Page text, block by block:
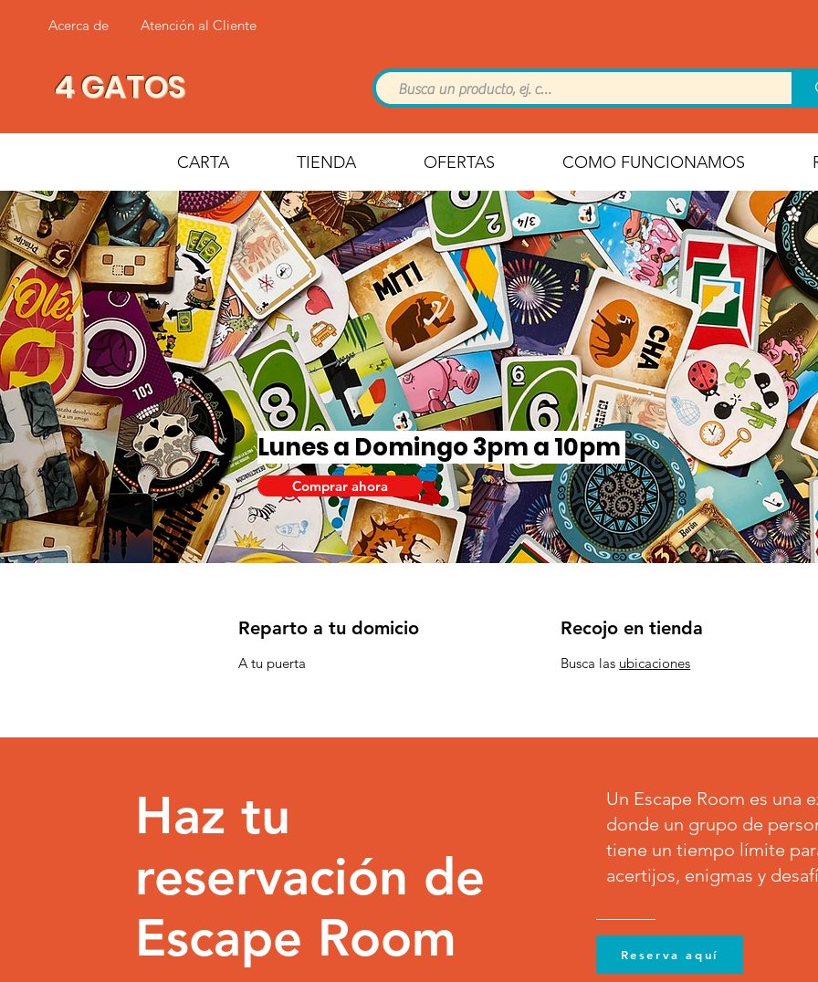
Acerca de Atención al Cliente
4 GATOS
CARTA TIENDA OFERTAS COMO FUNCIONAMOS
Lunes a Domingo 3pm a 10pm
Comprar ahora
Reparto a tu domicio
A tu puerta
Recojo en tienda
Busca las ubicaciones
Haz tu
reservación de
Escape Room
Un Escape Room es una
donde un grupo de
tiene un tiempo límite
acertijos, enigmas y
Reserva aquí